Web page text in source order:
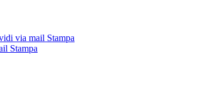
via mail Stampa
Stampa